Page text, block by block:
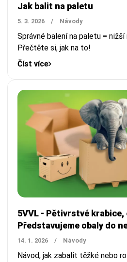
Jak balit na paletu
5. 3. 2026 / Návody
Správné balení na paletu = nižší
Přečtěte si, jak na to!
Číst více
5VVL - Pětivrstvé krabice,
Představujeme obaly do
14. 1. 2026 / Návody
Návod, jak zabalit těžké nebo